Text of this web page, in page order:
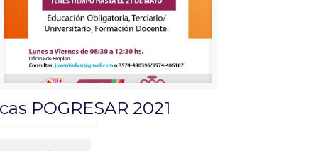
POGRESAR 2021